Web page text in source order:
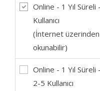
Online - 1 Yıl Süreli
Kullanıcı
(İnternet üzerinden
okunabilir)
Online - 1 Yıl Süreli -
2-5 Kullanıcı